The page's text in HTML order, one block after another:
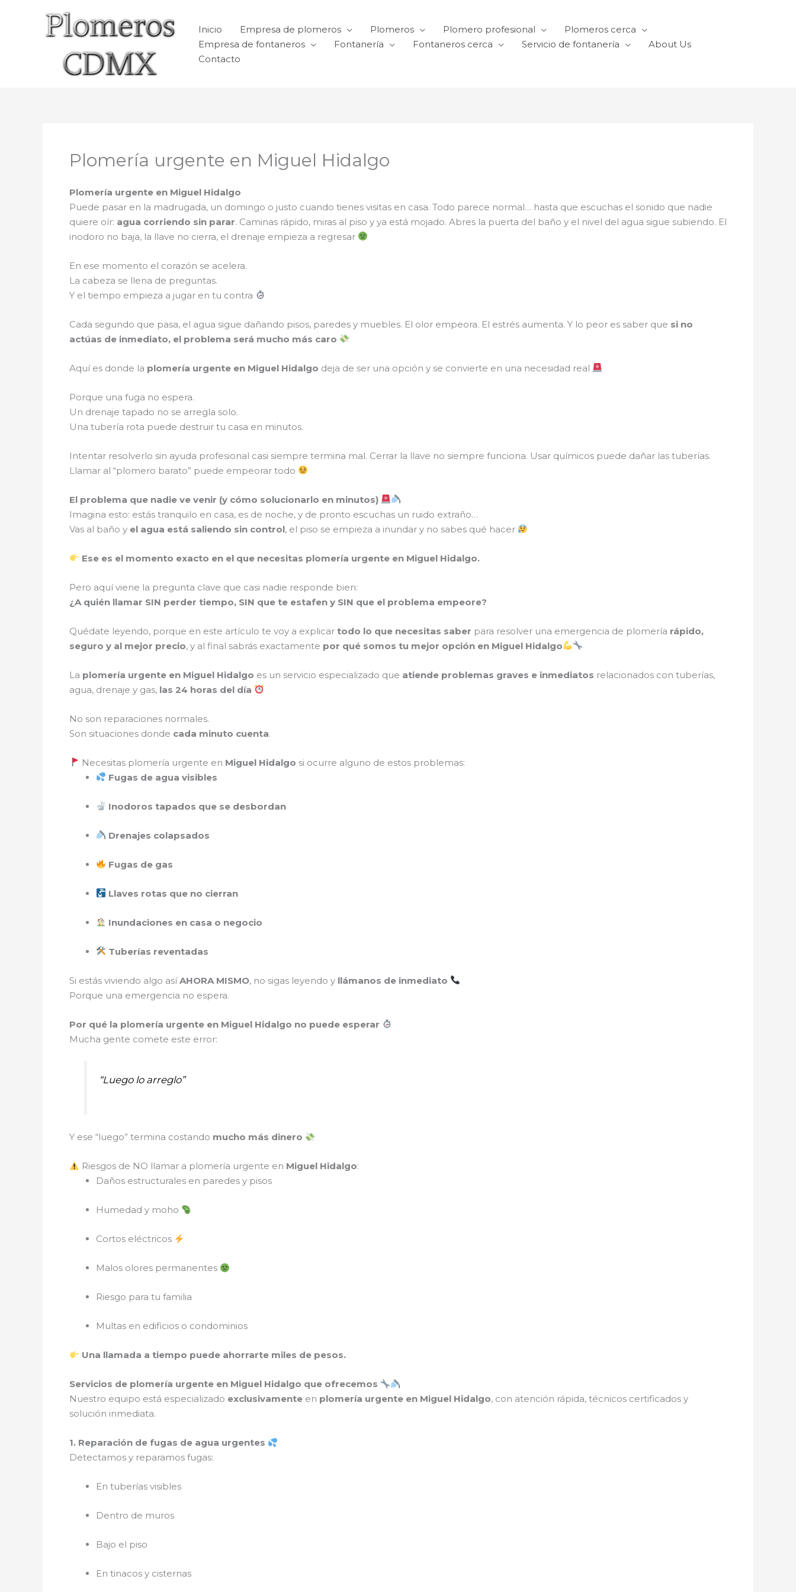
Inicio Empresa de plomeros Plomeros Plomero profesional
Plomeros cerca
Empresa de fontaneros
Fontanería Fontaneros cerca Servicio de fontanería
About Us
Contacto
Plomería urgente en Miguel Hidalgo
Plomería urgente en Miguel Hidalgo
Puede pasar en la madrugada, un domingo o justo cuando tienes visitas en casa. Todo parece normal… hasta que escuchas el sonido que nadie
quiere oír: agua corriendo sin parar. Caminas rápido, miras al piso y ya está mojado. Abres la puerta del baño y el nivel del agua sigue subiendo. El
inodoro no baja, la llave no cierra, el drenaje empieza a regresar
En ese momento el corazón se acelera.
La cabeza se llena de preguntas.
Y el tiempo empieza a jugar en tu contra
Cada segundo que pasa, el agua sigue dañando pisos, paredes y muebles. El olor empeora. El estrés aumenta. Y lo peor es saber que si no
actúas de inmediato, el problema será mucho más caro
Aquí es donde la plomería urgente en Miguel Hidalgo deja de ser una opción y se convierte en una necesidad real
Porque una fuga no espera.
Un drenaje tapado no se arregla solo.
Una tubería rota puede destruir tu casa en minutos.
Intentar resolverlo sin ayuda profesional casi siempre termina mal. Cerrar la llave no siempre funciona. Usar químicos puede dañar las tuberías.
Llamar al “plomero barato” puede empeorar todo
El problema que nadie ve venir (y cómo solucionarlo en minutos)
Imagina esto: estás tranquilo en casa, es de noche, y de pronto escuchas un ruido extraño…
Vas al baño y el agua está saliendo sin control, el piso se empieza a inundar y no sabes qué hacer
Ese es el momento exacto en el que necesitas plomería urgente en Miguel Hidalgo.
Pero aquí viene la pregunta clave que casi nadie responde bien:
¿A quién llamar SIN perder tiempo, SIN que te estafen y SIN que el problema empeore?
Quédate leyendo, porque en este artículo te voy a explicar todo lo que necesitas saber para resolver una emergencia de plomería rápido,
seguro y al mejor precio, y al final sabrás exactamente por qué somos tu mejor opción en Miguel Hidalgo
La plomería urgente en Miguel Hidalgo es un servicio especializado que atiende problemas graves e inmediatos relacionados con tuberías,
agua, drenaje y gas, las 24 horas del día
No son reparaciones normales.
Son situaciones donde cada minuto cuenta.
Necesitas plomería urgente en Miguel Hidalgo si ocurre alguno de estos problemas:
Fugas de agua visibles
Inodoros tapados que se desbordan
Drenajes colapsados
Fugas de gas
Llaves rotas que no cierran
Inundaciones en casa o negocio
Tuberías reventadas
Si estás viviendo algo asíAHORA MISMO, no sigas leyendo y llámanos de inmediato
Porque una emergencia no espera.
Por qué la plomería urgente en Miguel Hidalgo no puede esperar
Mucha gente comete este error:
“Luego lo arreglo”
Y ese “luego” termina costando mucho más dinero
Riesgos de NO llamar a plomería urgente en Miguel Hidalgo:
Daños estructurales en paredes y pisos
Humedad y moho
Cortos eléctricos
Malos olores permanentes
Riesgo para tu familia
Multas en edificios o condominios
Una llamada a tiempo puede ahorrarte miles de pesos.
Servicios de plomería urgente en Miguel Hidalgo que ofrecemos
Nuestro equipo está especializado exclusivamente en plomería urgente en Miguel Hidalgo, con atención rápida, técnicos certificados y
solución inmediata.
1. Reparación de fugas de agua urgentes
Detectamos y reparamos fugas:
En tuberías visibles
Dentro de muros
Bajo el piso
En tinacos y cisternas